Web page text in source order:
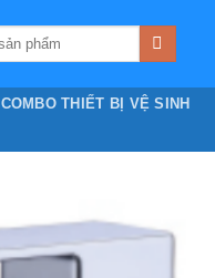
COMBO THIẾT BỊ VỆ SINH